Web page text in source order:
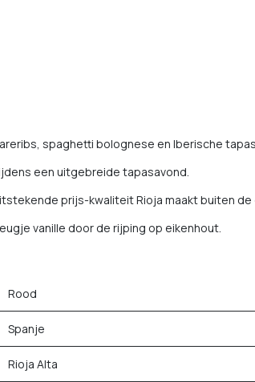
spaghetti bolognese en Iberische
een uitgebreide tapasavond.
prijs-kwaliteit Rioja maakt buiten
vanille door de rijping op eikenhout.
Rood
Spanje
Rioja Alta